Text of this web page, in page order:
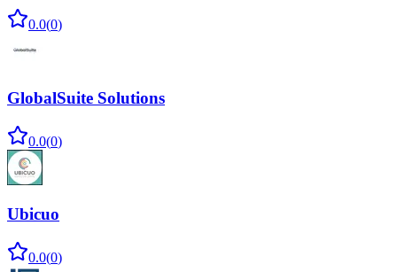
0.0(0)
GlobalSuite Solutions
0.0(0)
Ubicuo
0.0(0)